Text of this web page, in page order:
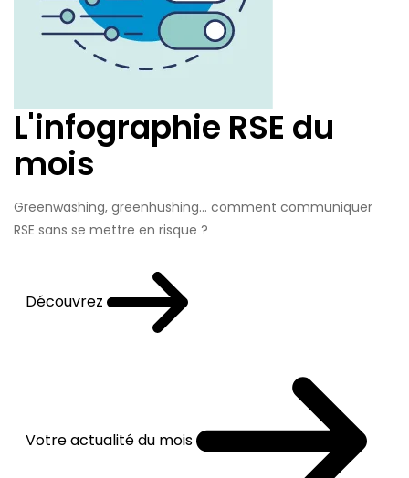
L'infographie RSE du
mois
Greenwashing, greenhushing… comment communiquer
RSE sans se mettre en risque ?
Découvrez
Votre actualité du mois